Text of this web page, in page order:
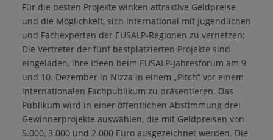
Für die besten Projekte winken attraktive Geldpreise
und die Möglichkeit, sich international mit Jugendlichen
und Fachexperten der EUSALP-Regionen zu vernetzen:
Die Vertreter der fünf bestplatzierten Projekte sind
eingeladen, ihre Ideen beim EUSALP-Jahresforum am 9.
und 10. Dezember in Nizza in einem „Pitch“ vor einem
internationalen Fachpublikum zu präsentieren. Das
Publikum wird in einer öffentlichen Abstimmung drei
Gewinnerprojekte auswählen, die mit Geldpreisen von
5.000, 3.000 und 2.000 Euro ausgezeichnet werden. Die